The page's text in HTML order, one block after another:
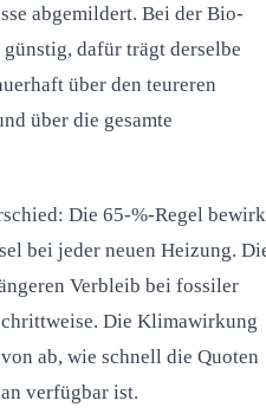
abgemildert. Bei der Bio-
dafür trägt derselbe
über den teureren
über die gesamte
Die 65-%-Regel
bei jeder neuen Heizung.
Verbleib bei fossiler
Die Klimawirkung
ab, wie schnell die Quoten
verfügbar ist.